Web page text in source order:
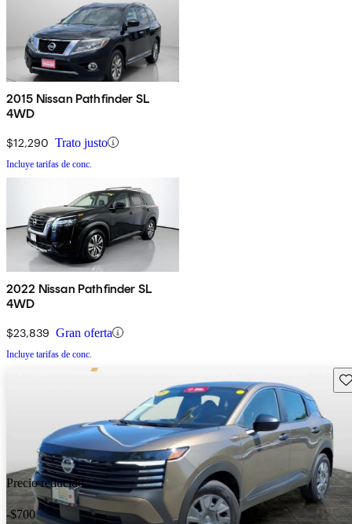
2015 Nissan Pathfinder SL
4WD
$12,290 Trato justo
Incluye tarifas de conc.
2022 Nissan Pathfinder SL
4WD
$23,839 Gran oferta
Incluye tarifas de conc.
Precio reducido
-$700